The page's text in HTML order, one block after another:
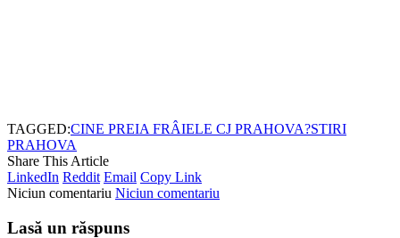
TAGGED:CINE PREIA FRÂIELE CJ PRAHOVA?STIRI
PRAHOVA
Share This Article
LinkedIn Reddit Email Copy Link
Niciun comentariu Niciun comentariu
Lasă un răspuns